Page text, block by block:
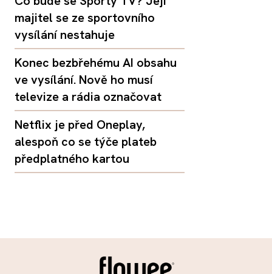
majitel se ze sportovního
vysílání nestahuje
Konec bezbřehému AI obsahu
ve vysílání. Nově ho musí
televize a rádia označovat
Netflix je před Oneplay,
alespoň co se týče plateb
předplatného kartou